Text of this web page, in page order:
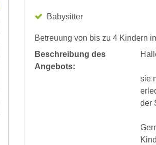
Babysitter
Betreuung von bis zu 4 Kindern
Beschreibung des
Angebots:
sie
der